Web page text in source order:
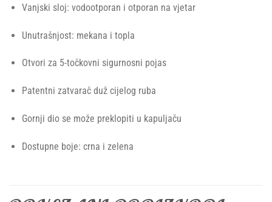
Vanjski sloj: vodootporan i otporan na vjetar
Unutrašnjost: mekana i topla
Otvori za 5-točkovni sigurnosni pojas
Patentni zatvarač duž cijelog ruba
Gornji dio se može preklopiti u kapuljaču
Dostupne boje: crna i zelena